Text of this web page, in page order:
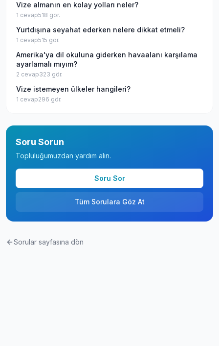
Vize almanın en kolay yolları neler?
1 cevap518 gör.
Yurtdışına seyahat ederken nelere dikkat etmeli?
1 cevap515 gör.
Amerika'ya dil okuluna giderken havaalanı karşılama
ayarlamalı mıyım?
2 cevap323 gör.
Vize istemeyen ülkeler hangileri?
1 cevap296 gör.
Soru Sorun
Topluluğumuzdan yardım alın.
Soru Sor
Tüm Sorulara Göz At
Sorular sayfasına dön